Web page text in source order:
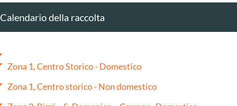
Calendario della raccolta
Zona 1, Centro Storico - Domestico
Zona 1, Centro storico - Non domestico